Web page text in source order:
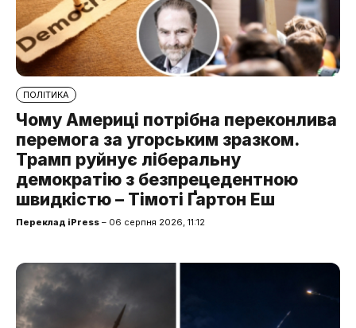
ПОЛІТИКА
Чому Америці потрібна переконлива
перемога за угорським зразком.
Трамп руйнує ліберальну
демократію з безпрецедентною
швидкістю – Тімоті Ґартон Еш
Переклад iPress – 06 серпня 2026, 11:12